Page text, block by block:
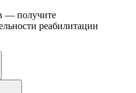
— получите
реабилитации